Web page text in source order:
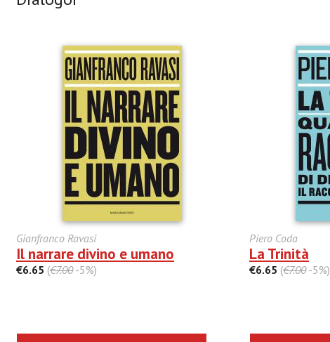
Gianfranco Ravasi
Il narrare divino e umano
€6.65 (€7.00-5%)
Piero Coda
La Trinità
€6.65 (€7.00-5%)